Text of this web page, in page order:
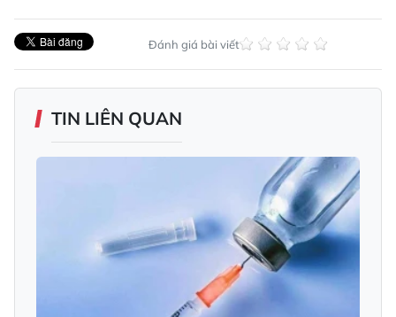
Đánh giá bài viết
TIN LIÊN QUAN